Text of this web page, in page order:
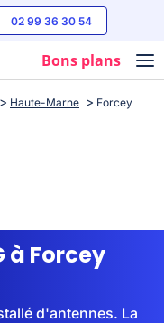
02 99 36 30 54
Bons plans
Haute-Marne Forcey
à Forcey
d'antennes. La